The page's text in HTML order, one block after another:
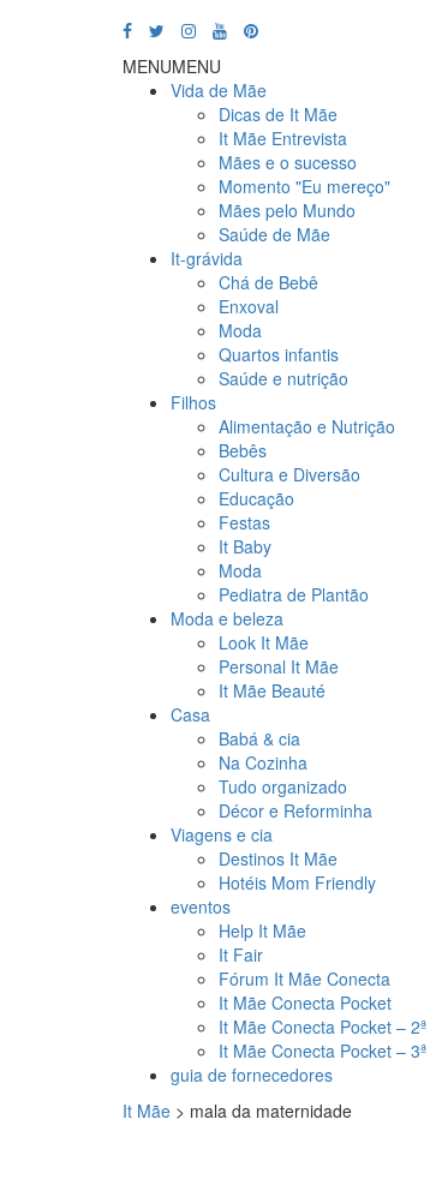
MENUMENU
Vida de Mãe
Dicas de It Mãe
It Mãe Entrevista
Mães e o sucesso
Momento "Eu mereço"
Mães pelo Mundo
Saúde de Mãe
It-grávida
Chá de Bebê
Enxoval
Moda
Quartos infantis
Saúde e nutrição
Filhos
Alimentação e Nutrição
Bebês
Cultura e Diversão
Educação
Festas
It Baby
Moda
Pediatra de Plantão
Moda e beleza
Look It Mãe
Personal It Mãe
It Mãe Beauté
Casa
Babá & cia
Na Cozinha
Tudo organizado
Décor e Reforminha
Viagens e cia
Destinos It Mãe
Hotéis Mom Friendly
eventos
Help It Mãe
It Fair
Fórum It Mãe Conecta
It Mãe Conecta Pocket
It Mãe Conecta Pocket –
It Mãe Conecta Pocket –
guia de fornecedores
It Mãe > mala da maternidade